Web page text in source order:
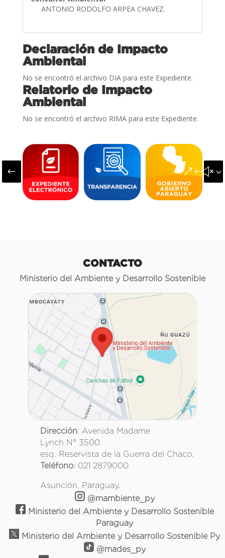
ANTONIO RODOLFO ARPEA CHAVEZ.
Declaración de Impacto
Ambiental
No se encontró el archivo DIA para este Expediente.
Relatorio de Impacto
Ambiental
No se encontró el archivo RIMA para este Expediente.
#
CONTACTO
Ministerio del Ambiente y Desarrollo Sostenible
Dirección: Avenida Madame
Lynch N° 3500.
esq. Reservista de la Guerra del Chaco.
Teléfono: 021 2879000
Asunción, Paraguay.
@mambiente_py
Ministerio del Ambiente y Desarrollo Sostenible
Paraguay
Ministerio del Ambiente y Desarrollo Sostenible Py
@mades_py